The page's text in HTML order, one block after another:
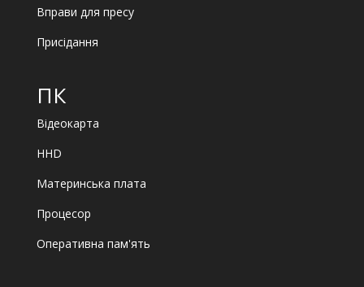
Вправи для пресу
Присідання
ПК
Відеокарта
HHD
Материнська плата
Процесор
Оперативна пам'ять